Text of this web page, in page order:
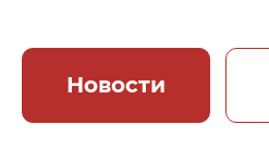
Новости